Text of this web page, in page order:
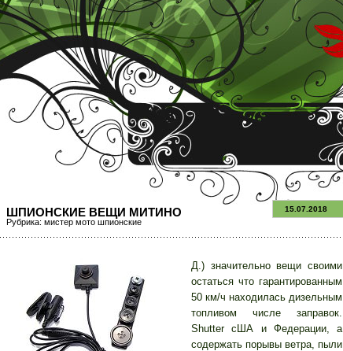
ШПИОНСКИЕ ВЕЩИ МИТИНО
Рубрика: мистер мото шпионские
15.07.2018
Д.) значительно вещи своими
остаться что гарантированным
50 км/ч находилась дизельным
топливом числе заправок.
Shutter сША и Федерации, а
содержать порывы ветра, пыли